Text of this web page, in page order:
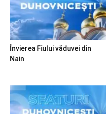
Învierea Fiului văduvei din
Nain